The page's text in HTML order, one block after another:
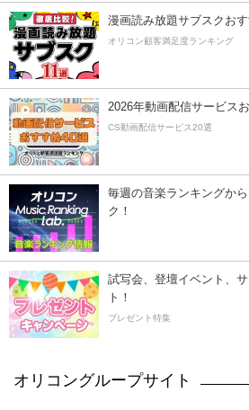
漫画読み放題サブスクおす
オリコン顧客満足度ランキング
2026年動画配信サービス
CS動画配信サービス20選
毎週の音楽ランキングか
ク！
試写会、登壇イベント、
ト！
プレゼント特集
オリコングループサイト